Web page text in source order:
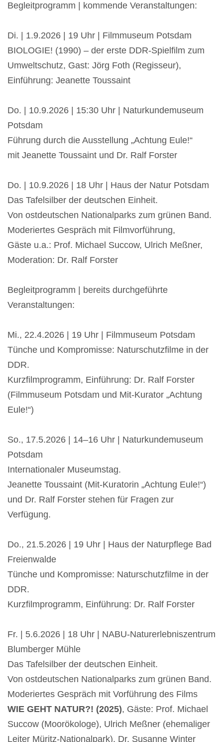
Begleitprogramm | kommende Veranstaltungen:
Di. | 1.9.2026 | 19 Uhr | Filmmuseum Potsdam
BIOLOGIE! (1990) – der erste DDR-Spielfilm zum
Umweltschutz, Gast: Jörg Foth (Regisseur),
Einführung: Jeanette Toussaint
Do. | 10.9.2026 | 15:30 Uhr | Naturkundemuseum
Potsdam
Führung durch die Ausstellung „Achtung Eule!“
mit Jeanette Toussaint und Dr. Ralf Forster
Do. | 10.9.2026 | 18 Uhr | Haus der Natur Potsdam
Das Tafelsilber der deutschen Einheit.
Von ostdeutschen Nationalparks zum grünen Band.
Moderiertes Gespräch mit Filmvorführung,
Gäste u.a.: Prof. Michael Succow, Ulrich Meßner,
Moderation: Dr. Ralf Forster
Begleitprogramm | bereits durchgeführte
Veranstaltungen:
Mi., 22.4.2026 | 19 Uhr | Filmmuseum Potsdam
Tünche und Kompromisse: Naturschutzfilme in der
DDR.
Kurzfilmprogramm, Einführung: Dr. Ralf Forster
(Filmmuseum Potsdam und Mit-Kurator „Achtung
Eule!“)
So., 17.5.2026 | 14–16 Uhr | Naturkundemuseum
Potsdam
Internationaler Museumstag.
Jeanette Toussaint (Mit-Kuratorin „Achtung Eule!“)
und Dr. Ralf Forster stehen für Fragen zur
Verfügung.
Do., 21.5.2026 | 19 Uhr | Haus der Naturpflege Bad
Freienwalde
Tünche und Kompromisse: Naturschutzfilme in der
DDR.
Kurzfilmprogramm, Einführung: Dr. Ralf Forster
Fr. | 5.6.2026 | 18 Uhr | NABU-Naturerlebniszentrum
Blumberger Mühle
Das Tafelsilber der deutschen Einheit.
Von ostdeutschen Nationalparks zum grünen Band.
Moderiertes Gespräch mit Vorführung des Films
WIE GEHT NATUR?! (2025), Gäste: Prof. Michael
Succow (Moorökologe), Ulrich Meßner (ehemaliger
Leiter Müritz-Nationalpark), Dr. Susanne Winter